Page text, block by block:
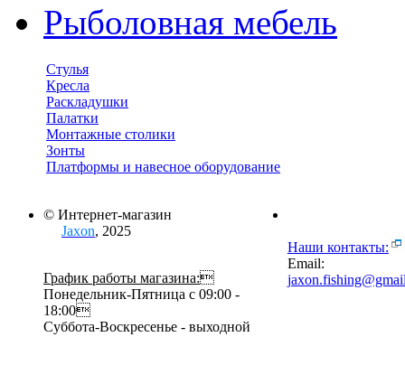
Рыболовная мебель
Стулья
Кресла
Раскладушки
Палатки
Монтажные столики
Зонты
Платформы и навесное оборудование
© Интернет-магазин
Jaxon, 2025
График работы магазина:
Понедельник-Пятница с 09:00 -
18:00
Суббота-Воскресенье - выходной
Наши контакты:
Email: